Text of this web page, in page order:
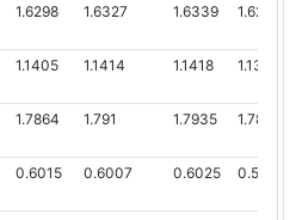
1.6298 1.6327 1.6339 1.6279
1.1405 1.1414 1.1418 1.1396
1.7864 1.791 1.7935 1.7849
0.6015 0.6007 0.6025 0.5999